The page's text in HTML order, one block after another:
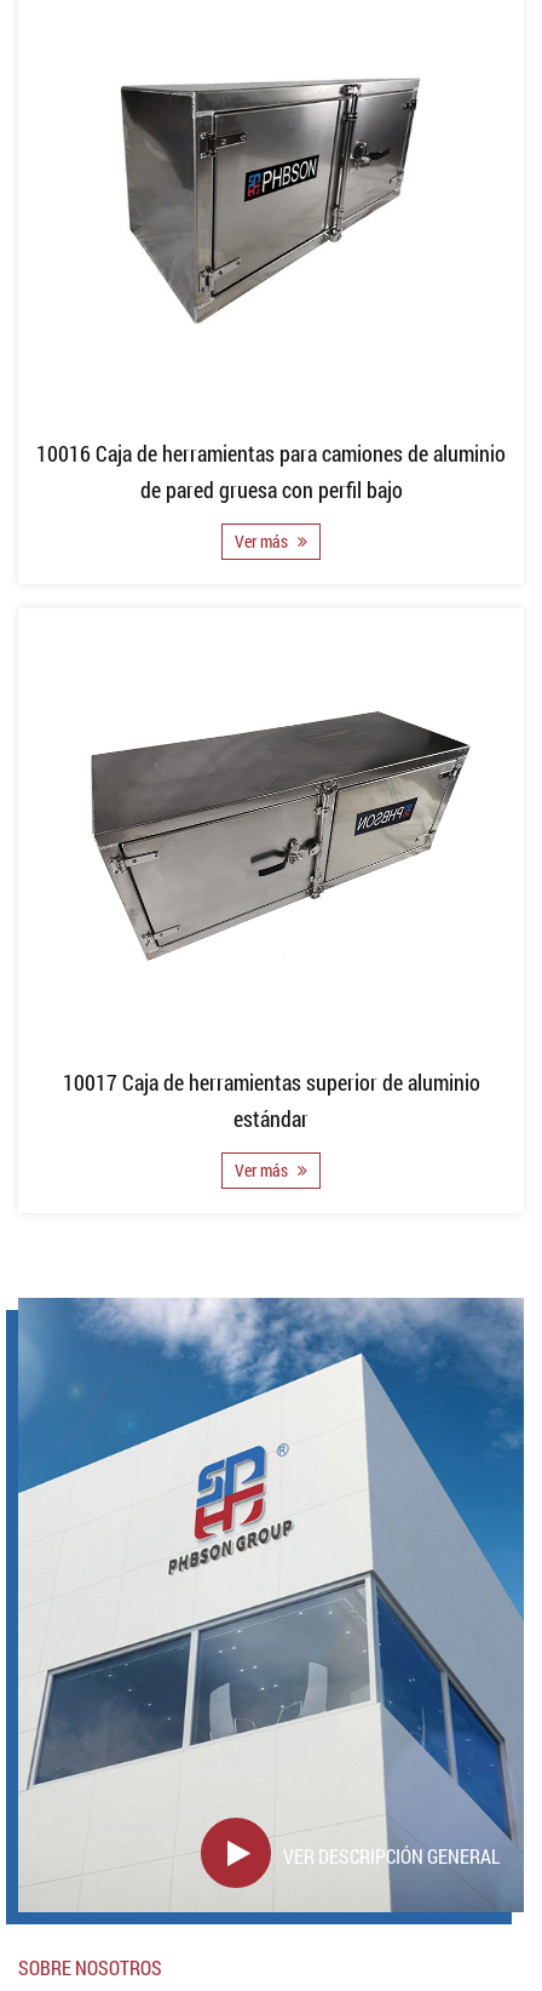
10016 Caja de herramientas para camiones de aluminio
de pared gruesa con perfil bajo
Ver más
10017 Caja de herramientas superior de aluminio
estándar
Ver más
VER DESCRIPCIÓN GENERAL
SOBRE NOSOTROS